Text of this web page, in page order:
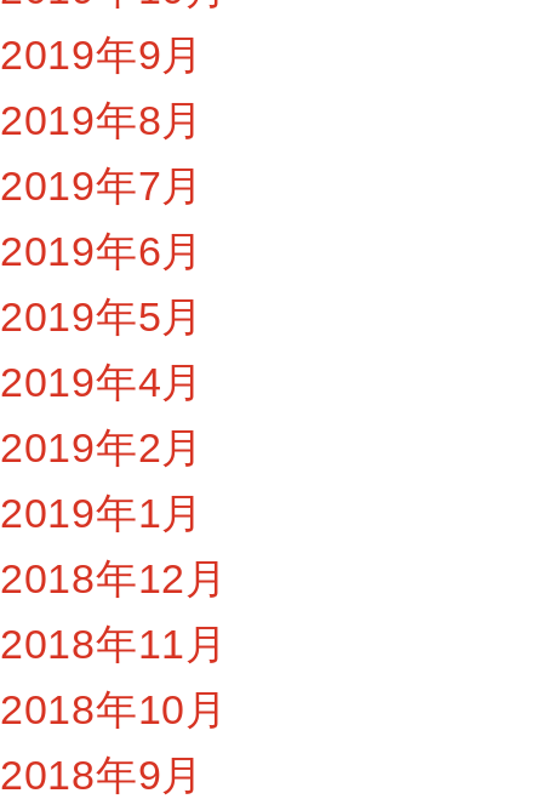
2019年9月
2019年8月
2019年7月
2019年6月
2019年5月
2019年4月
2019年2月
2019年1月
2018年12月
2018年11月
2018年10月
2018年9月